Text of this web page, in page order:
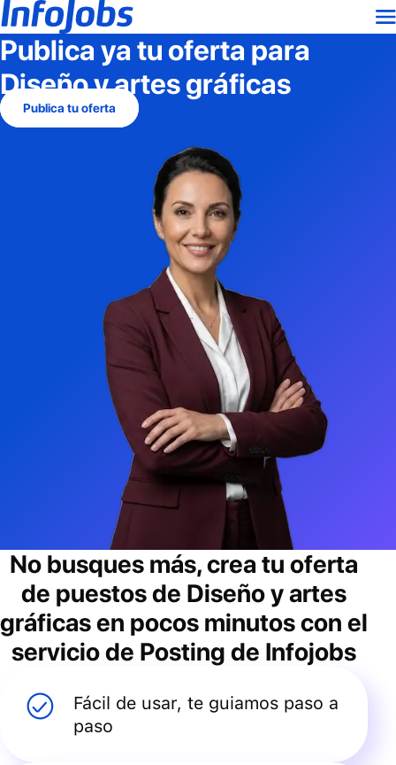
Publica ya tu oferta para
Diseño y artes gráficas
Publica tu oferta
No busques más, crea tu oferta
de puestos de Diseño y artes
gráficasen pocos minutos con el
servicio de Posting de Infojobs
Fácil de usar, te guiamos paso a
paso